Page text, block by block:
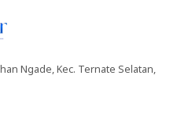
Ngade, Kec. Ternate Selatan,